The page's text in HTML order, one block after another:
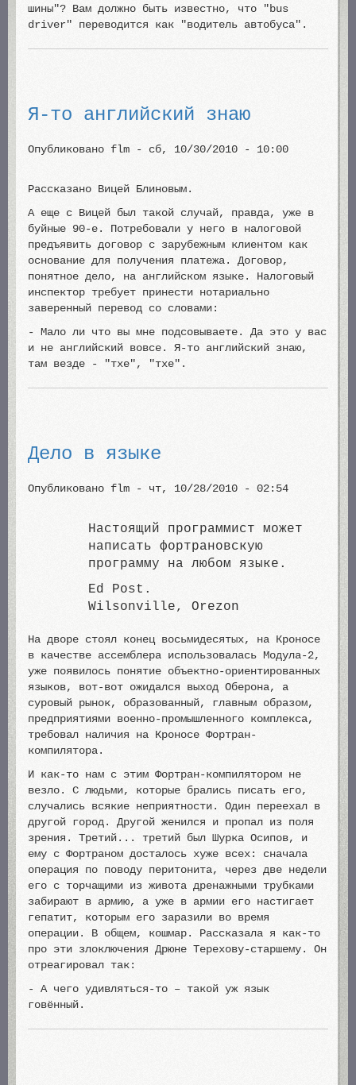
шины"? Вам должно быть известно, что "bus
driver" переводится как "водитель автобуса".
Я-то английский знаю
Опубликовано flm - сб, 10/30/2010 - 10:00
Рассказано Вицей Блиновым.
А еще с Вицей был такой случай, правда, уже в
буйные 90-е. Потребовали у него в налоговой
предъявить договор с зарубежным клиентом как
основание для получения платежа. Договор,
понятное дело, на английском языке. Налоговый
инспектор требует принести нотариально
заверенный перевод со словами:
- Мало ли что вы мне подсовываете. Да это у вас
и не английский вовсе. Я-то английский знаю,
там везде - "тхе", "тхе".
Дело в языке
Опубликовано flm - чт, 10/28/2010 - 02:54
Настоящий программист может
написать фортрановскую
программу на любом языке.
Ed Post.
Wilsonville, Orezon
На дворе стоял конец восьмидесятых, на Кроносе
в качестве ассемблера использовалась Модула-2,
уже появилось понятие объектно-ориентированных
языков, вот-вот ожидался выход Оберона, а
суровый рынок, образованный, главным образом,
предприятиями военно-промышленного комплекса,
требовал наличия на Кроносе Фортран-
компилятора.
И как-то нам с этим Фортран-компилятором не
везло. С людьми, которые брались писать его,
случались всякие неприятности. Один переехал в
другой город. Другой женился и пропал из поля
зрения. Третий... третий был Шурка Осипов, и
ему с Фортраном досталось хуже всех: сначала
операция по поводу перитонита, через две недели
его с торчащими из живота дренажными трубками
забирают в армию, а уже в армии его настигает
гепатит, которым его заразили во время
операции. В общем, кошмар. Рассказала я как-то
про эти злоключения Дрюне Терехову-старшему. Он
отреагировал так:
- А чего удивляться-то – такой уж язык
говённый.